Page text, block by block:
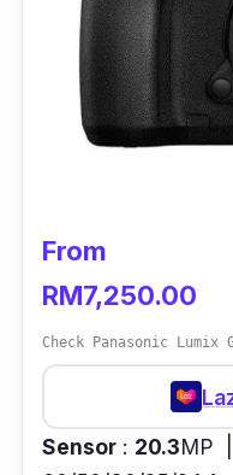
From
RM7,250.00
Check Panasonic Lumix
Sensor : 20.3MP |